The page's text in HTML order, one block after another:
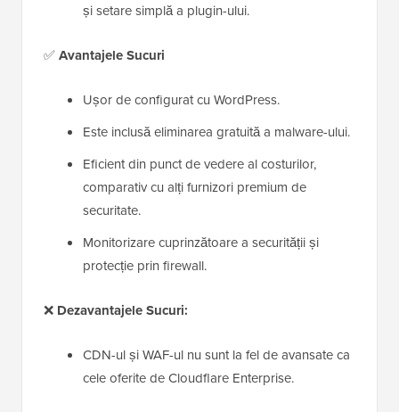
și setare simplă a plugin-ului.
✅Avantajele Sucuri
Ușor de configurat cu WordPress.
Este inclusă eliminarea gratuită a malware-ului.
Eficient din punct de vedere al costurilor,
comparativ cu alți furnizori premium de
securitate.
Monitorizare cuprinzătoare a securității și
protecție prin firewall.
❌ Dezavantajele Sucuri:
CDN-ul și WAF-ul nu sunt la fel de avansate ca
cele oferite de Cloudflare Enterprise.